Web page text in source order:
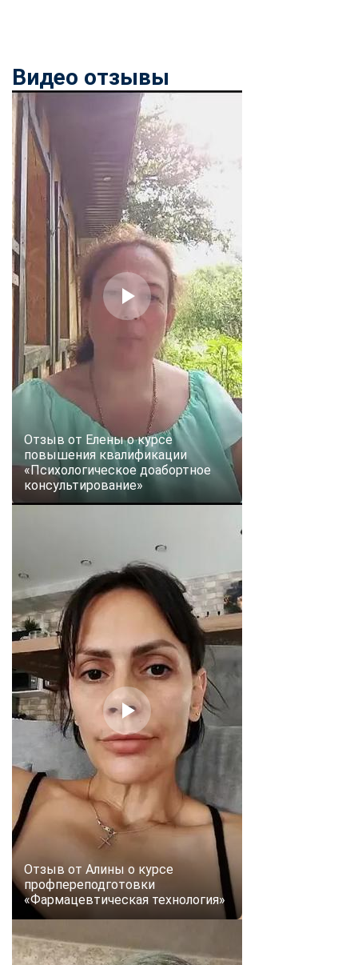
Видео отзывы
Отзыв от Елены о курсе
повышения квалификации
«Психологическое доабортное
консультирование»
Отзыв от Алины о курсе
профпереподготовки
«Фармацевтическая технология»